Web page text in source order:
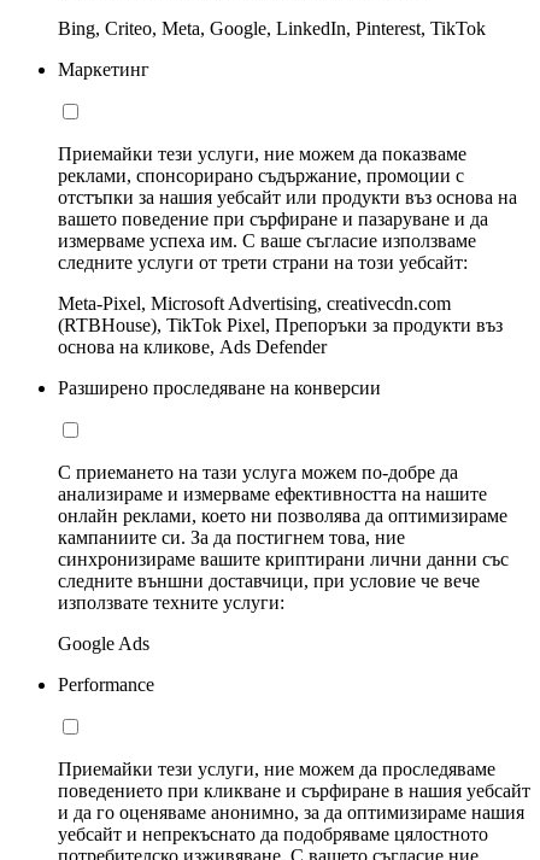
Bing, Criteo, Meta, Google, LinkedIn, Pinterest, TikTok
Маркетинг
Приемайки тези услуги, ние можем да показваме
реклами, спонсорирано съдържание, промоции с
отстъпки за нашия уебсайт или продукти въз основа на
вашето поведение при сърфиране и пазаруване и да
измерваме успеха им. С ваше съгласие използваме
следните услуги от трети страни на този уебсайт:
Meta-Pixel, Microsoft Advertising, creativecdn.com
(RTBHouse), TikTok Pixel, Препоръки за продукти въз
основа на кликове, Ads Defender
Разширено проследяване на конверсии
С приемането на тази услуга можем по-добре да
анализираме и измерваме ефективността на нашите
онлайн реклами, което ни позволява да оптимизираме
кампаниите си. За да постигнем това, ние
синхронизираме вашите криптирани лични данни със
следните външни доставчици, при условие че вече
използвате техните услуги:
Google Ads
Performance
Приемайки тези услуги, ние можем да проследяваме
поведението при кликване и сърфиране в нашия уебсайт
и да го оценяваме анонимно, за да оптимизираме нашия
уебсайт и непрекъснато да подобряваме цялостното
потребителско изживяване. С вашето съгласие ние